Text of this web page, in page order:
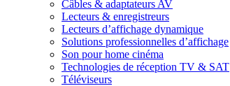
Câbles & adaptateurs AV
Lecteurs & enregistreurs
Lecteurs d’affichage dynamique
Solutions professionnelles d’affichage
Son pour home cinéma
Technologies de réception TV & SAT
Téléviseurs